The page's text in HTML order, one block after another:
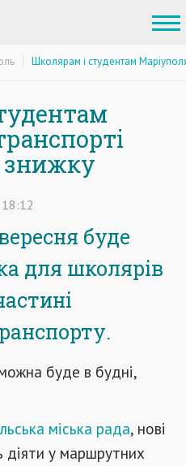
Школярам і студентам
знижку
18:12
буде
для школярів
буде в будні,
міська рада, нові
діяти у маршрутних